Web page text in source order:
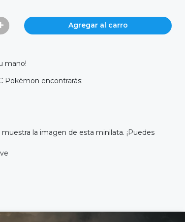
Agregar al carro
mano!
Pokémon encontrarás:
la imagen de esta minilata. ¡Puedes